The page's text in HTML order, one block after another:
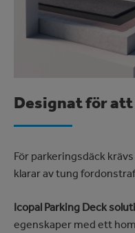
Designat för att
För parkeringsdäck
klarar av tung
Icopal Parking Deck
egenskaper med ett